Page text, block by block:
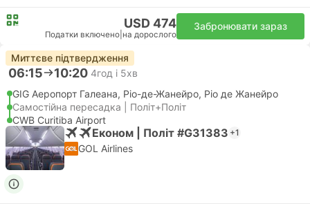
USD 474
Податки включено на дорослого
Забронювати зараз
Миттєве підтвердження
06:15 10:20 4год і 5хв
GIG Аеропорт Галеана, Ріо-де-Жанейро, Ріо де Жанейро
Самостійна пересадка | Політ+Політ
CWB Curitiba Airport
Економ | Політ #G31383 +1
GOL Airlines